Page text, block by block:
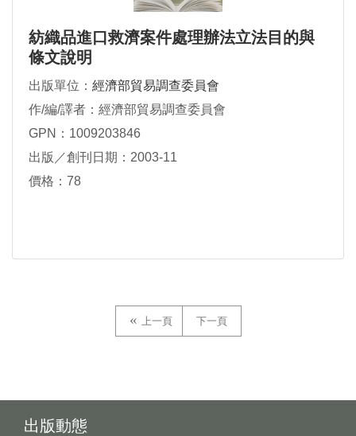
紡織品進口救濟案件處理辦法立法目的與
條文說明
出版單位： 經濟部貿易調查委員會
作/編/譯者：經濟部貿易調查委員會
GPN：1009203846
出版／創刊日期：2003-11
價格：78
上一頁 下一頁
出版動態